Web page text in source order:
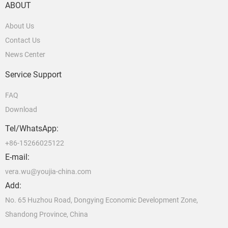
ABOUT
About Us
Contact Us
News Center
Service Support
FAQ
Download
Tel/WhatsApp:
+86-15266025122
E-mail:
vera.wu@youjia-china.com
Add:
No. 65 Huzhou Road, Dongying Economic Development Zone,
Shandong Province, China